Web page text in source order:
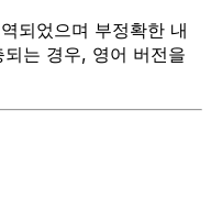
되었으며 부정확한 내
는 경우, 영어 버전을